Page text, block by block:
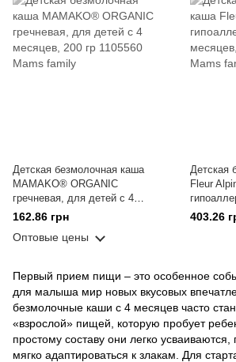
Детская безмолочная каша
MAMAKO® ORGANIC
гречневая, для детей с 4
месяцев, 200 гр
162.86 грн
Оптовые цены
Детская
Fleur
месяцев,
403.26
Первый прием пищи – это особенное
для малыша мир новых вкусовых
безмолочные каши с 4 месяцев часто
«взрослой» пищей, которую пробует
простому составу они легко усваиваются,
мягко адаптироваться к злакам. Для